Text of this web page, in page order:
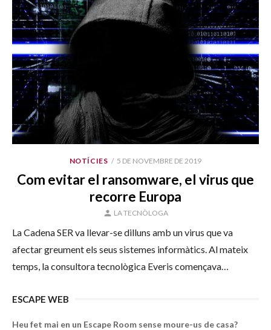
NOTÍCIES
PUBLICAT
5 DE NOVEMBRE DE 2019
Com evitar el ransomware, el virus que
recorre Europa
AUTOR
LA TECNÒLOGA
La Cadena SER va llevar-se dilluns amb un virus que va
afectar greument els seus sistemes informàtics. Al mateix
temps, la consultora tecnològica Everis començava…
ESCAPE WEB
Heu fet mai en un Escape Room sense moure-us de casa?